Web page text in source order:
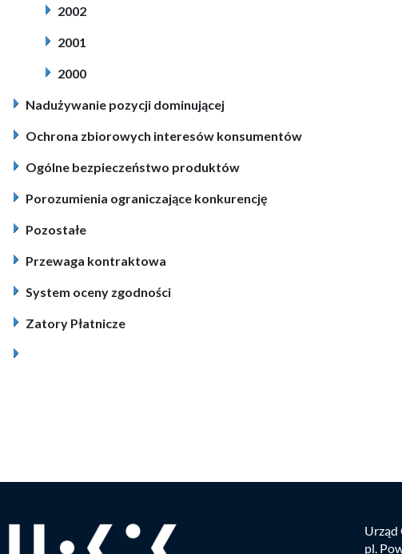
2002
2001
2000
Nadużywanie pozycji dominującej
Ochrona zbiorowych interesów konsumentów
Ogólne bezpieczeństwo produktów
Porozumienia ograniczające konkurencję
Pozostałe
Przewaga kontraktowa
System oceny zgodności
Zatory Płatnicze
Urząd
pl.